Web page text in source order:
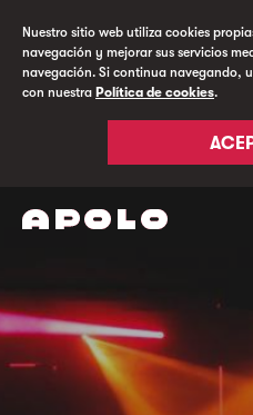
Nuestro sitio web utiliza cookies
navegación y mejorar sus servicios
navegación. Si continua navegando,
con nuestra Política de cookies.